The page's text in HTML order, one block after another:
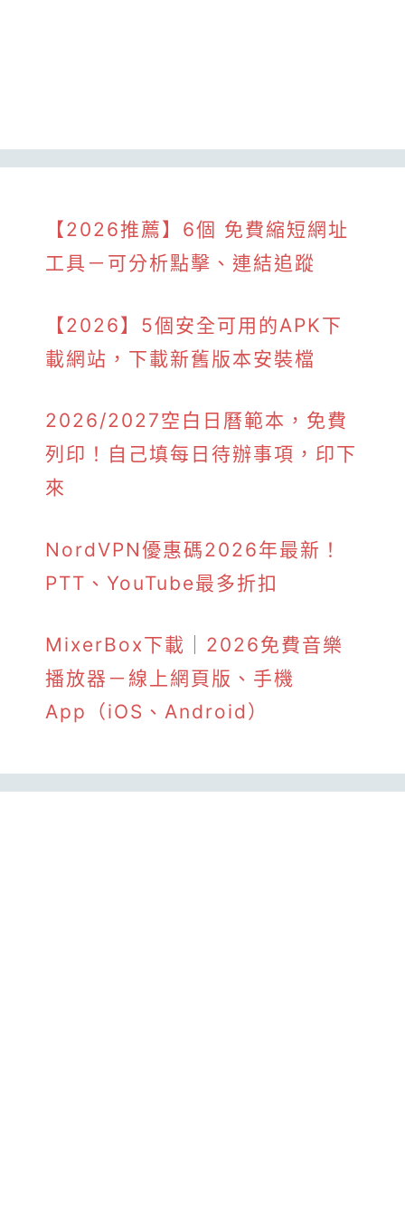
【2026推薦】6個 免費縮短網址
工具－可分析點擊、連結追蹤
【2026】5個安全可用的APK下
載網站，下載新舊版本安裝檔
2026/2027空白日曆範本，免費
列印！自己填每日待辦事項，印下
來
NordVPN優惠碼2026年最新！
PTT、YouTube最多折扣
MixerBox下載｜2026免費音樂
播放器－線上網頁版、手機
App（iOS、Android）